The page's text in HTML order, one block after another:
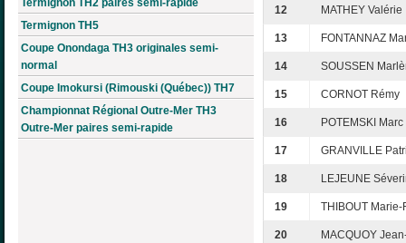
Termignon TH2 paires semi-rapide
Termignon TH5
Coupe Onondaga TH3 originales semi-
normal
Coupe Imokursi (Rimouski (Québec)) TH7
Championnat Régional Outre-Mer TH3
Outre-Mer paires semi-rapide
12 MATHEY Valérie
13 FONTANNAZ
14 SOUSSEN
15 CORNOT Rémy
16 POTEMSKI Marc
17 GRANVILLE
18 LEJEUNE
19 THIBOUT Marie-
20 MACQUOY